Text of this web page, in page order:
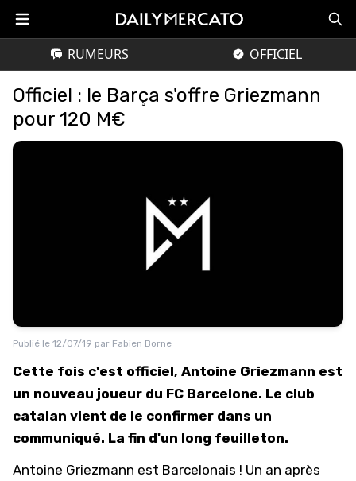
RUMEURS OFFICIEL
Officiel : le Barça s'offre Griezmann
pour 120 M€
Publié le 12/07/19 par Fabien Borne
Cette fois c'est officiel, Antoine Griezmann est
un nouveau joueur du FC Barcelone. Le club
catalan vient de le confirmer dans un
communiqué. La fin d'un long feuilleton.
Antoine Griezmann est Barcelonais ! Un an après